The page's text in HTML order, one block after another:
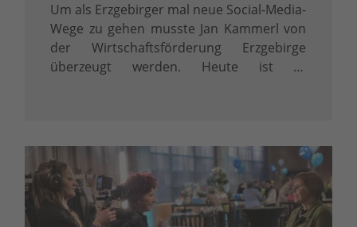
Um als Erzgebirger mal neue Social-Media-
Wege zu gehen musste Jan Kammerl von
der Wirtschaftsförderung Erzgebirge
überzeugt werden. Heute ist er